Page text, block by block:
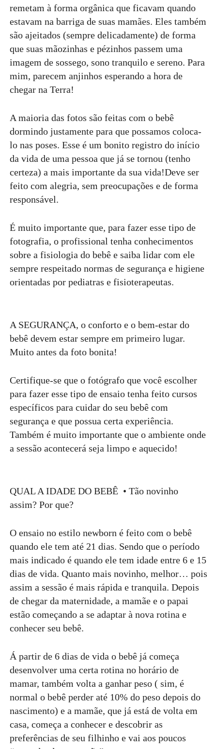
remetam à forma orgânica que ficavam quando
estavam na barriga de suas mamães. Eles também
são ajeitados (sempre delicadamente) de forma
que suas mãozinhas e pézinhos passem uma
imagem de sossego, sono tranquilo e sereno. Para
mim, parecem anjinhos esperando a hora de
chegar na Terra!
A maioria das fotos são feitas com o bebê
dormindo justamente para que possamos coloca-
lo nas poses. Esse é um bonito registro do início
da vida de uma pessoa que já se tornou (tenho
certeza) a mais importante da sua vida!Deve ser
feito com alegria, sem preocupações e de forma
responsável.
É muito importante que, para fazer esse tipo de
fotografia, o profissional tenha conhecimentos
sobre a fisiologia do bebê e saiba lidar com ele
sempre respeitado normas de segurança e higiene
orientadas por pediatras e fisioterapeutas.
A SEGURANÇA, o conforto e o bem-estar do
bebê devem estar sempre em primeiro lugar.
Muito antes da foto bonita!
Certifique-se que o fotógrafo que você escolher
para fazer esse tipo de ensaio tenha feito cursos
específicos para cuidar do seu bebê com
segurança e que possua certa experiência.
Também é muito importante que o ambiente onde
a sessão acontecerá seja limpo e aquecido!
QUAL A IDADE DO BEBÊ • Tão novinho
assim? Por que?
O ensaio no estilo newborn é feito com o bebê
quando ele tem até 21 dias. Sendo que o período
mais indicado é quando ele tem idade entre 6 e 15
dias de vida. Quanto mais novinho, melhor… pois
assim a sessão é mais rápida e tranquila. Depois
de chegar da maternidade, a mamãe e o papai
estão começando a se adaptar à nova rotina e
conhecer seu bebê.
Á partir de 6 dias de vida o bebê já começa
desenvolver uma certa rotina no horário de
mamar, também volta a ganhar peso ( sim, é
normal o bebê perder até 10% do peso depois do
nascimento) e a mamãe, que já está de volta em
casa, começa a conhecer e descobrir as
preferências de seu filhinho e vai aos poucos